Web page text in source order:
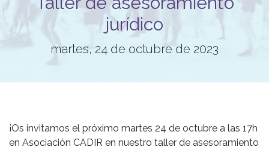
jurídico
martes, 24 de octubre de 2023
¡Os invitamos el próximo martes 24 de octubre a las 17h
en Asociación CADIR en nuestro taller de asesoramiento